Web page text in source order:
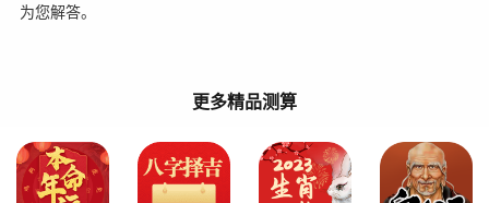
为您解答。
更多精品测算